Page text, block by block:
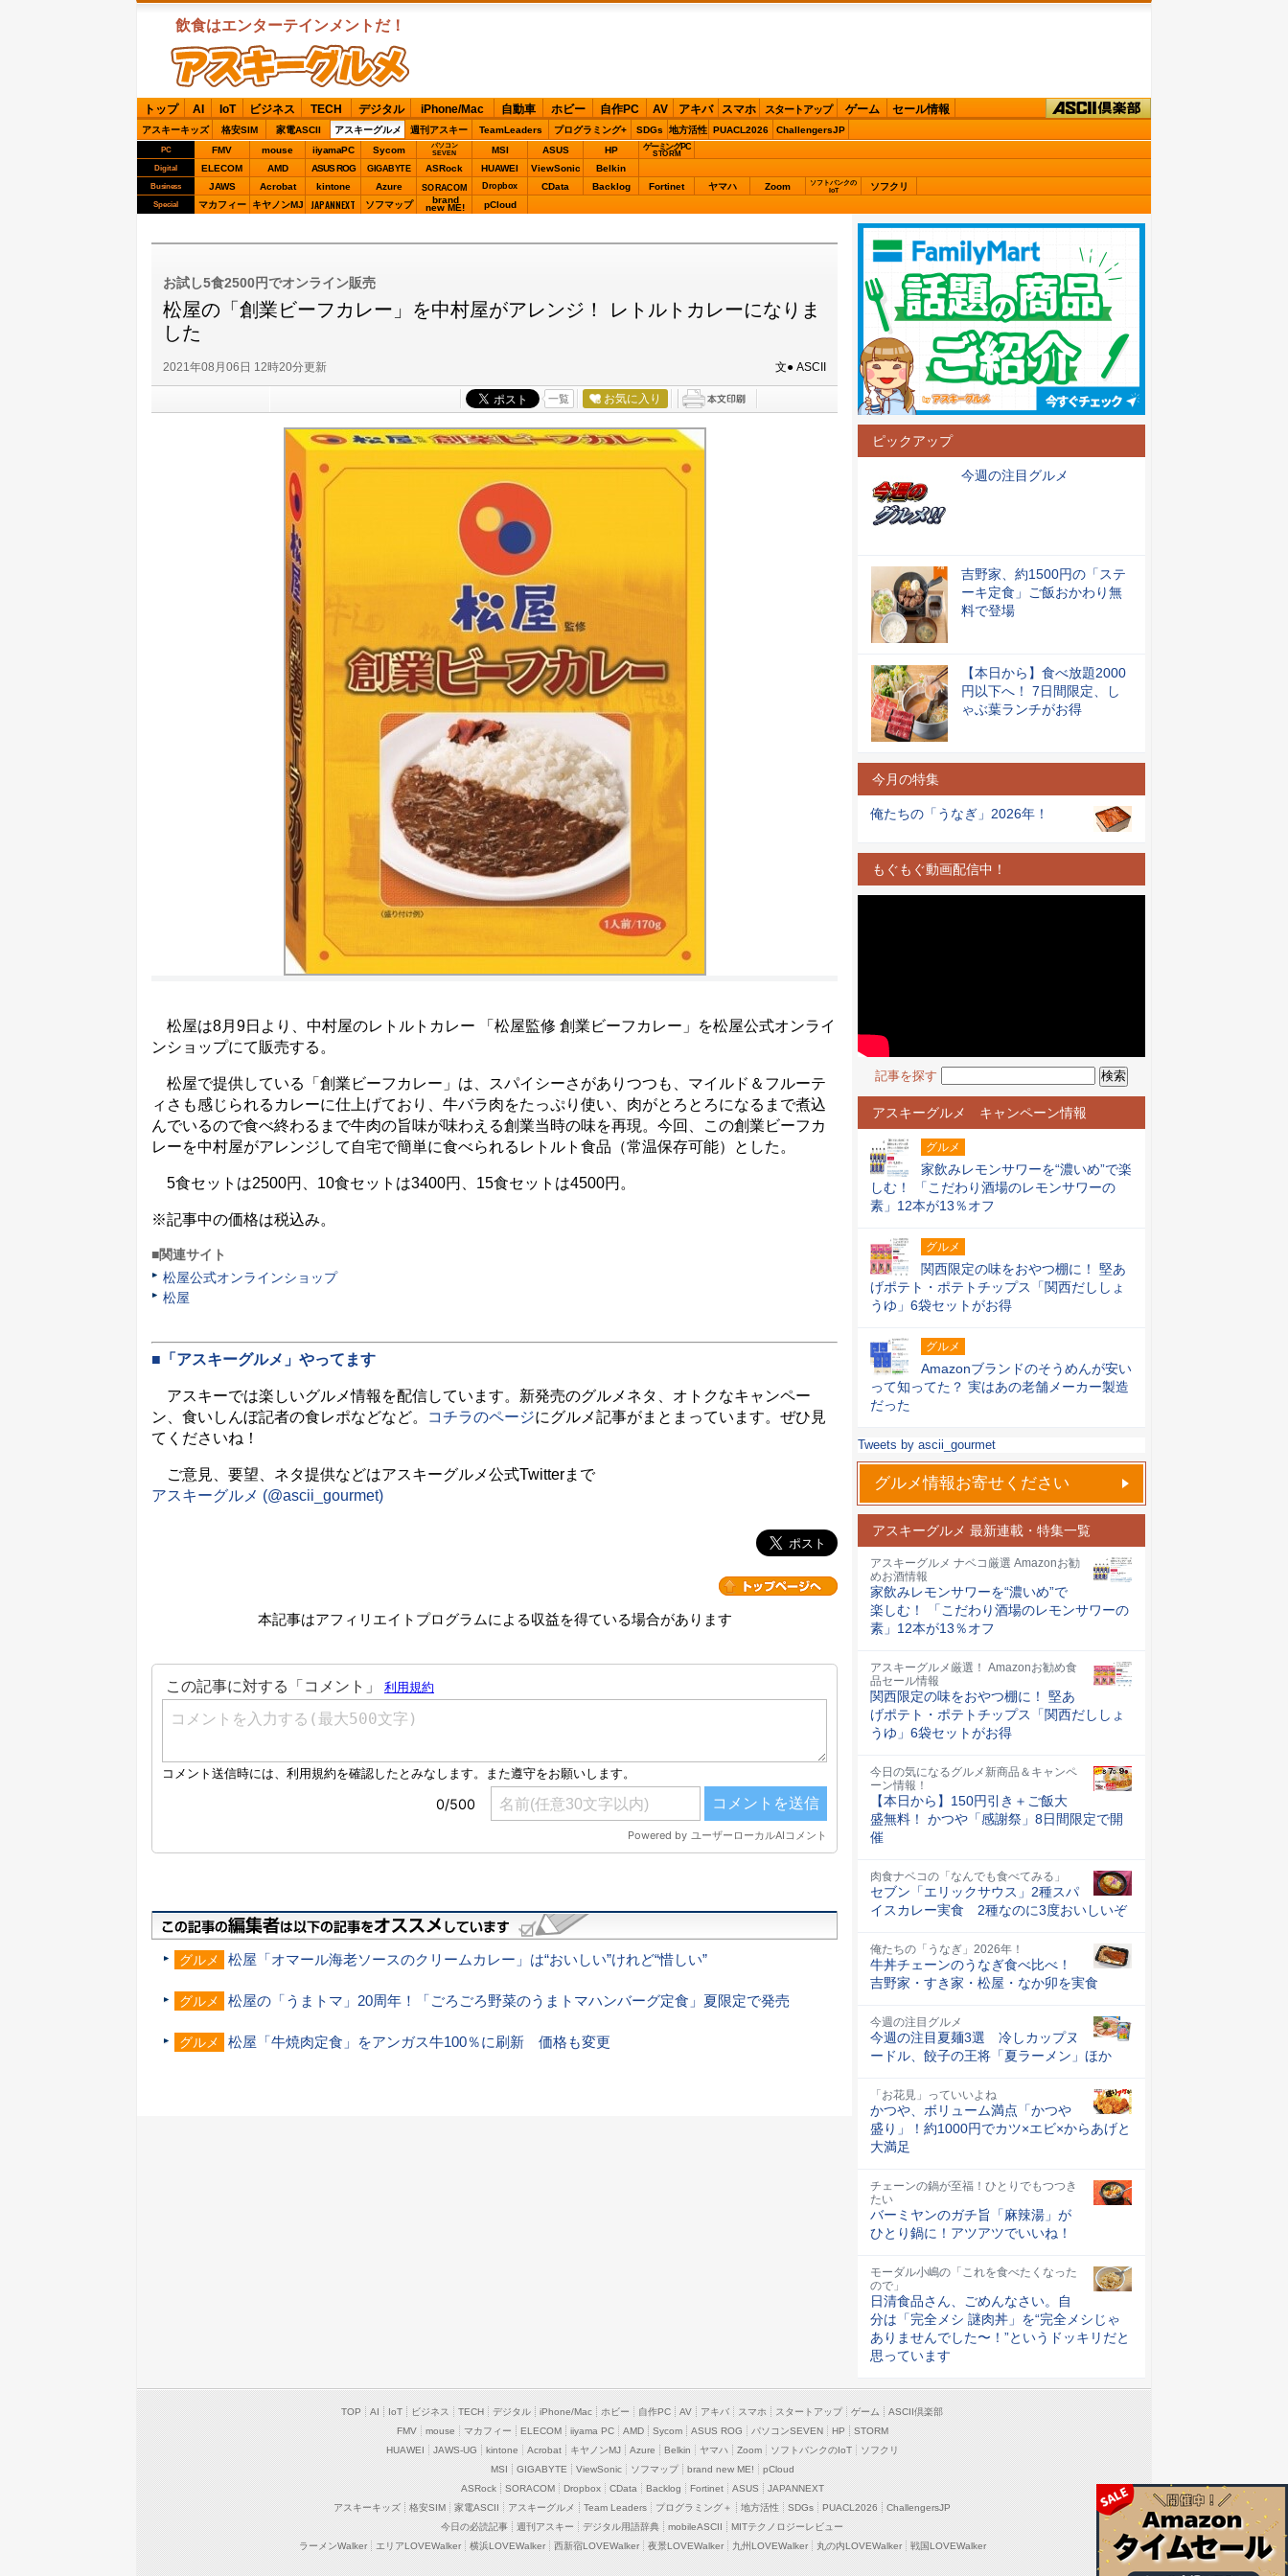
飲食はエンターテインメントだ！
ASCIIグルメ
トップ AI IoT ビジネス TECH デジタル iPhone/Mac 自動車 ホビー 自作PC AV アキバ スマホ スタートアップ ゲーム セール情報
アスキーキッズ 格安SIM 家電ASCII アスキーグルメ 週刊アスキー TeamLeaders プログラミング+ SDGs 地方活性 PUACL2026 ChallengersJP
PC FMV mouse iiyamaPC Sycom
パソコン
SEVEN
MSI ASUS HP ゲーミングPC
STORM
Digital ELECOM AMD ASUS ROG GIGABYTE ASRock HUAWEI ViewSonic Belkin
Business JAWS Acrobat kintone Azure SORACOM Dropbox CData Backlog Fortinet ヤマハ Zoom
ソフトバンクの
IoT
ソフクリ
Special マカフィー キヤノンMJ JAPANNEXT ソフマップ brand
new ME! pCloud
お試し5食2500円でオンライン販売
松屋の「創業ビーフカレー」を中村屋がアレンジ！ レトルトカレーになりま
した
2021年08月06日 12時20分更新 文● ASCII
一覧 お気に入り
松屋は8月9日より、中村屋のレトルトカレー 「松屋監修 創業ビーフカレー」を松屋公式オンライ
ンショップにて販売する。
松屋で提供している「創業ビーフカレー」は、スパイシーさがありつつも、マイルド＆フルーテ
ィさも感じられるカレーに仕上げており、牛バラ肉をたっぷり使い、肉がとろとろになるまで煮込
んでいるので食べ終わるまで牛肉の旨味が味わえる創業当時の味を再現。今回、この創業ビーフカ
レーを中村屋がアレンジして自宅で簡単に食べられるレトルト食品（常温保存可能）とした。
5食セットは2500円、10食セットは3400円、15食セットは4500円。
※記事中の価格は税込み。
■関連サイト
松屋公式オンラインショップ
松屋
■「アスキーグルメ」やってます
アスキーでは楽しいグルメ情報を配信しています。新発売のグルメネタ、オトクなキャンペー
ン、食いしんぼ記者の食レポなどなど。
コチラのページにグルメ記事がまとまっています。ぜひ見
てくださいね！
ご意見、要望、ネタ提供などはアスキーグルメ公式Twitterまで
アスキーグルメ (@ascii_gourmet)
本記事はアフィリエイトプログラムによる収益を得ている場合があります
グルメ 松屋「オマール海老ソースのクリームカレー」は“おいしい”けれど“惜しい”
グルメ 松屋の「うまトマ」20周年！「ごろごろ野菜のうまトマハンバーグ定食」夏限定で発売
グルメ 松屋「牛焼肉定食」をアンガス牛100％に刷新 価格も変更
ピックアップ
今週の注目グルメ
吉野家、約1500円の「ステ
ーキ定食」ご飯おかわり無
料で登場
【本日から】食べ放題2000
円以下へ！ 7日間限定、し
ゃぶ葉ランチがお得
今月の特集
俺たちの「うなぎ」2026年！
もぐもぐ動画配信中！
記事を探す
アスキーグルメ キャンペーン情報
グルメ
家飲みレモンサワーを“濃いめ”で楽
しむ！ 「こだわり酒場のレモンサワーの
素」12本が13％オフ
グルメ
関西限定の味をおやつ棚に！ 堅あ
げポテト・ポテトチップス「関西だししょ
うゆ」6袋セットがお得
グルメ
Amazonブランドのそうめんが安い
って知ってた？ 実はあの老舗メーカー製造
だった
Tweets by ascii_gourmet
グルメ情報お寄せください
アスキーグルメ 最新連載・特集一覧
アスキーグルメ ナベコ厳選 Amazonお勧
めお酒情報
家飲みレモンサワーを“濃いめ”で
楽しむ！ 「こだわり酒場のレモンサワーの
素」12本が13％オフ
アスキーグルメ厳選！ Amazonお勧め食
品セール情報
関西限定の味をおやつ棚に！ 堅あ
げポテト・ポテトチップス「関西だししょ
うゆ」6袋セットがお得
今日の気になるグルメ新商品＆キャンペ
ーン情報！
【本日から】150円引き＋ご飯大
盛無料！ かつや「感謝祭」8日間限定で開
催
肉食ナベコの「なんでも食べてみる」
セブン「エリックサウス」2種スパ
イスカレー実食 2種なのに3度おいしいぞ
俺たちの「うなぎ」2026年！
牛丼チェーンのうなぎ食べ比べ！
吉野家・すき家・松屋・なか卯を実食
今週の注目グルメ
今週の注目夏麺3選 冷しカップヌ
ードル、餃子の王将「夏ラーメン」ほか
「お花見」っていいよね
かつや、ボリューム満点「かつや
盛り」！約1000円でカツ×エビ×からあげと
大満足
チェーンの鍋が至福！ひとりでもつつき
たい
バーミヤンのガチ旨「麻辣湯」が
ひとり鍋に！アツアツでいいね！
モーダル小嶋の「これを食べたくなった
ので」
日清食品さん、ごめんなさい。自
分は「完全メシ 謎肉丼」を“完全メシじゃ
ありませんでした〜！”というドッキリだと
思っています
TOP AI IoT ビジネス TECH デジタル iPhone/Mac ホビー 自作PC AV アキバ スマホ スタートアップ ゲーム
ASCII倶楽部
FMV
mouse マカフィー ELECOM iiyama PC AMD Sycom ASUS ROG パソコンSEVEN HP
STORM
HUAWEI
JAWS-UG kintone Acrobat キヤノンMJ Azure Belkin ヤマハ Zoom ソフトバンクのIoT
ソフクリ
MSI
GIGABYTE ViewSonic ソフマップ brand new ME!
pCloud
ASRock
SORACOM Dropbox CData Backlog Fortinet ASUS
JAPANNEXT
アスキーキッズ
格安SIM 家電ASCII アスキーグルメ Team Leaders プログラミング＋ 地方活性 SDGs PUACL2026
ChallengersJP
今日の必読記事
週刊アスキー デジタル用語辞典 mobileASCII
MITテクノロジーレビュー
ラーメンWalker
エリアLOVEWalker 横浜LOVEWalker 西新宿LOVEWalker 夜景LOVEWalker 九州LOVEWalker 丸の内LOVEWalker 戦国LOVEWalker